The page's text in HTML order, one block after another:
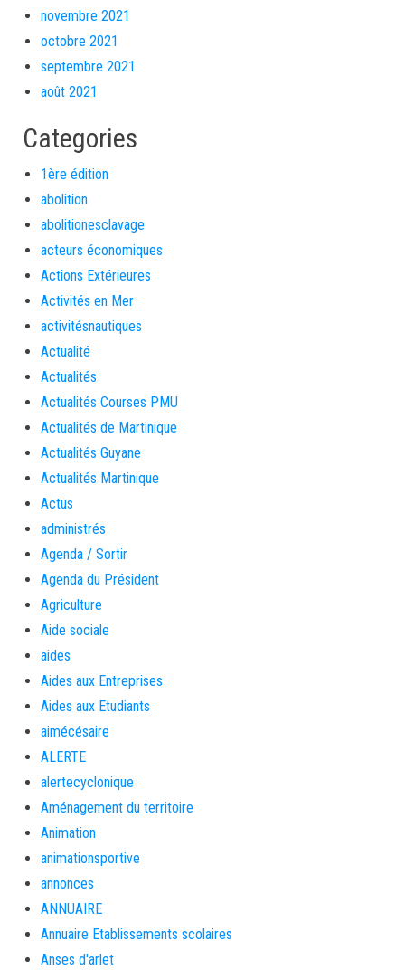
novembre 2021
octobre 2021
septembre 2021
août 2021
Categories
1ère édition
abolition
abolitionesclavage
acteurs économiques
Actions Extérieures
Activités en Mer
activitésnautiques
Actualité
Actualités
Actualités Courses PMU
Actualités de Martinique
Actualités Guyane
Actualités Martinique
Actus
administrés
Agenda / Sortir
Agenda du Président
Agriculture
Aide sociale
aides
Aides aux Entreprises
Aides aux Etudiants
aimécésaire
ALERTE
alertecyclonique
Aménagement du territoire
Animation
animationsportive
annonces
ANNUAIRE
Annuaire Etablissements scolaires
Anses d'arlet